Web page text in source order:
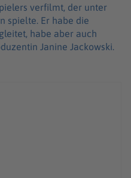
verfilmt, der unter
spielte. Er habe die
habe aber auch
Janine Jackowski.